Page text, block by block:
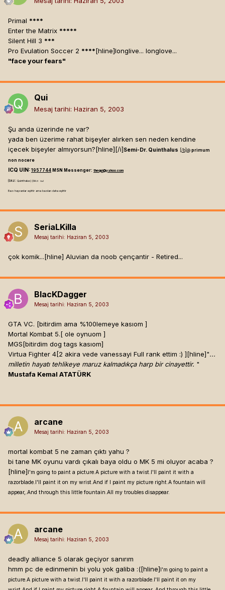
Primal ****
Enter the Matrix *****
Silent Hill 3 ***
Pro Evulation Soccer 2 ****[hline]longlive... longlove...
"face your fears"
Qui
Mesaj tarihi: Haziran 5, 2003
Şu anda üzerinde ne var?
yada ben üzerime rahat bişeyler alırken sen neden kendine
içecek bişeyler almıyorsun?[hline][/i]Semi-Dr. Quinthalus [/b] @ primum
non nocere
ICQ UIN: 1957744 MSN Messenger: thequi@yahoo.com
(bkz: Quinthalus) (bkz: Qui)
Bazı hayvanlar eşittir ama bazıları daha eşittir
SeriaLKilla
Mesaj tarihi: Haziran 5, 2003
çok komik...[hline] Aluvian da noob çençantir - Retired...
BlacKDagger
Mesaj tarihi: Haziran 5, 2003
GTA VC. [bitirdim ama %100lemeye kasıom ]
Mortal Kombat 5.[ ole oynuom ]
MGS[bitirdim dog tags kasıom]
Virtua Fighter 4[2 akira vede vanessayi Full rank ettim :) ][hline]"...
milletin hayatı tehlikeye maruz kalmadıkça harp bir cinayettir. "
Mustafa Kemal ATATÜRK
arcane
Mesaj tarihi: Haziran 5, 2003
mortal kombat 5 ne zaman çıktı yahu ?
bi tane MK oyunu vardı çıkalı baya oldu o MK 5 mi oluyor acaba ?
[hline] I'm going to paint a picture.A picture with a twist.I'll paint it with a
razorblade.I'll paint it on my wrist.And if I paint my picture right.A fountain will
appear,.And through this little fountain.All my troubles disappear.
arcane
Mesaj tarihi: Haziran 5, 2003
deadly alliance 5 olarak geçiyor sanırım
hmm pc de edinmenin bi yolu yok galiba :([hline] I'm going to paint a
picture.A picture with a twist.I'll paint it with a razorblade.I'll paint it on my